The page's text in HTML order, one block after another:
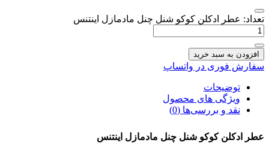
تعداد: عطر ادکلن کوکو شنل چنل مادمازل اینتنس
افزودن به سبد خرید
سفارش فوری در واتساپ
توضیحات
ویژگی های محصول
نقد و بررسی‌ها (0)
عطر ادکلن کوکو شنل چنل مادمازل اینتنس